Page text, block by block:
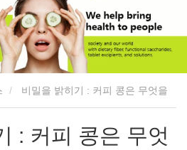
: 커피 콩은 무엇